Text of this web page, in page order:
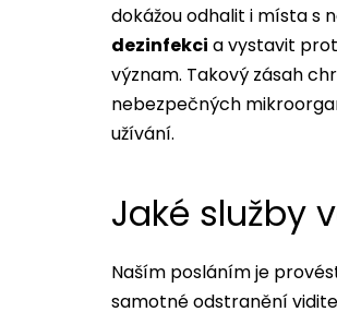
dokážou odhalit i místa s
dezinfekci a vystavit
význam. Takový zásah
nebezpečných
užívání.
Jaké služby
Naším posláním je
samotné odstranění